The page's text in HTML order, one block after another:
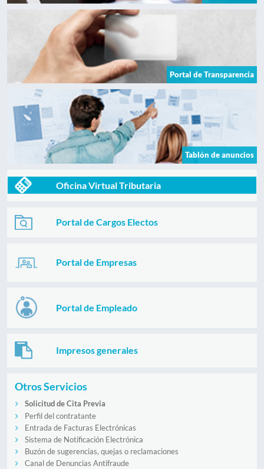
Portal de Transparencia
Tablón de anuncios
Oficina Virtual Tributaria
Portal de Cargos Electos
Portal de Empresas
Portal de Empleado
Impresos generales
Otros Servicios
Solicitud de Cita Previa
Perfil del contratante
Entrada de Facturas Electrónicas
Sistema de Notificación Electrónica
Buzón de sugerencias, quejas o reclamaciones
Canal de Denuncias Antifraude